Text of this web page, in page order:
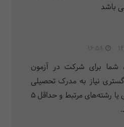
16:58
شما برای شرکت در آزمون
نیاز به مدرک تحصیلی
کارشناسی حسابداری یا رشته‌های مرتبط و حداقل 5